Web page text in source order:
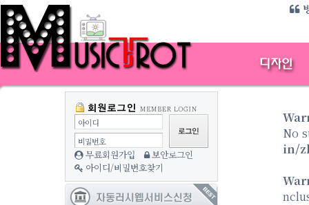
아이디
비밀번호
무료회원가입
보안로그인
아이디/비밀번호찾기
No
in/